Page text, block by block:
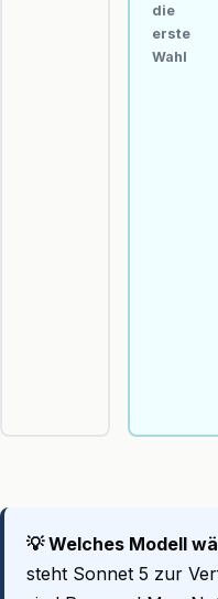
die
erste
Wahl
💡 Welches Modell
steht Sonnet 5 zur